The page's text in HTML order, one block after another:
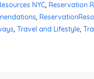
NYC, Reservation
,
, Travel and Lifestyle,